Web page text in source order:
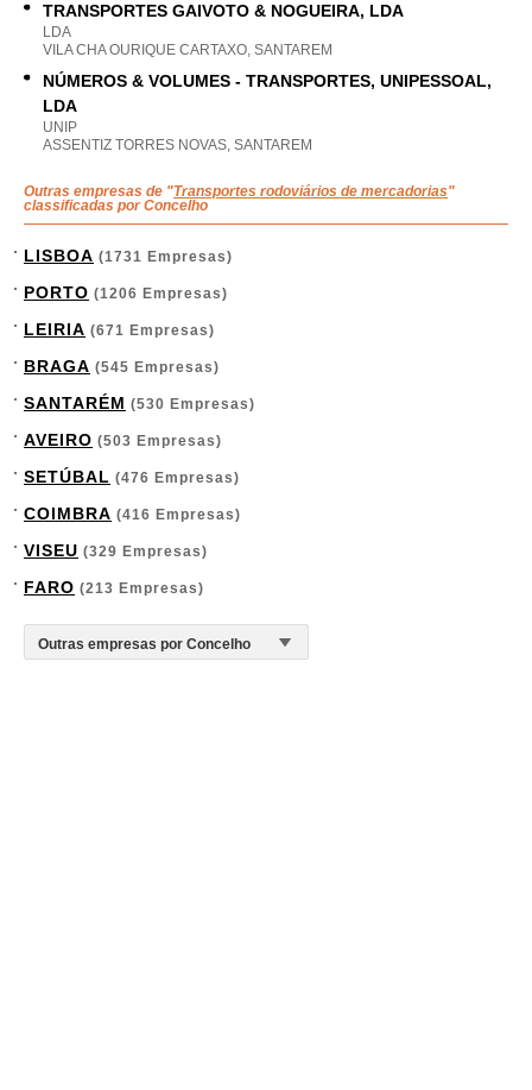
TRANSPORTES GAIVOTO & NOGUEIRA, LDA
LDA
VILA CHA OURIQUE CARTAXO, SANTAREM
NÚMEROS & VOLUMES - TRANSPORTES, UNIPESSOAL,
LDA
UNIP
ASSENTIZ TORRES NOVAS, SANTAREM
Outras empresas de "Transportes rodoviários de mercadorias"
classificadas por Concelho
LISBOA (1731 Empresas)
PORTO (1206 Empresas)
LEIRIA (671 Empresas)
BRAGA (545 Empresas)
SANTARÉM (530 Empresas)
AVEIRO (503 Empresas)
SETÚBAL (476 Empresas)
COIMBRA (416 Empresas)
VISEU (329 Empresas)
FARO (213 Empresas)